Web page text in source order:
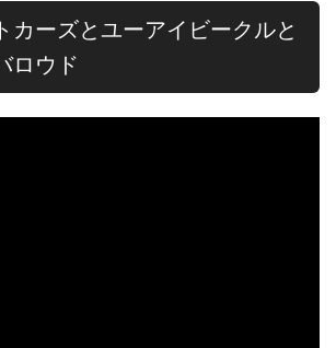
カーズとユーアイビークルと
ロウド